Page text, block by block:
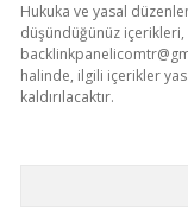
Hukuka ve yasal
düşündüğünüz içerikleri,
halinde, ilgili içerikler
kaldırılacaktır.